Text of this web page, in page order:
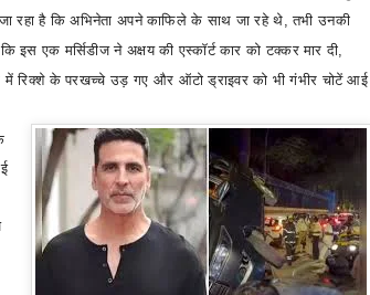
रहा है कि अभिनेता अपने काफिले के साथ जा रहे थे,तभी उनकी
इस एक मर्सिडीज ने अक्षय की एस्कॉर्ट कार को टक्कर मार दी,
में रिक्शे के परखच्चे उड़ गए और ऑटो ड्राइवर को भी गंभीर चोटें आई